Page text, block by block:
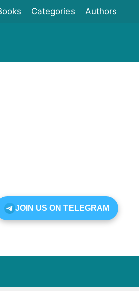
Categories Authors
JOIN US ON TELEGRAM